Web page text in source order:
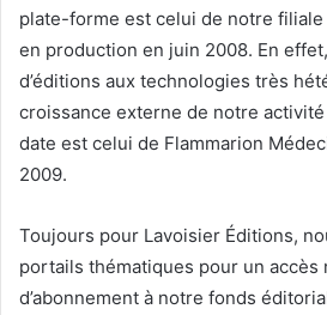
plate-forme est celui de notre filiale
en production en juin 2008. En
d’éditions aux technologies très
croissance externe de notre
date est celui de Flammarion
2009.
Toujours pour Lavoisier Éditions,
portails thématiques pour un accès
d’abonnement à notre fonds